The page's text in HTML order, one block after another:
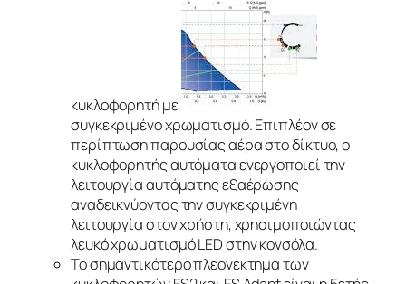
κυκλοφορητή με
συγκεκριμένο χρωματισμό. Επιπλέον σε
περίπτωση παρουσίας αέρα στο δίκτυο, ο
κυκλοφορητής αυτόματα ενεργοποιεί την
λειτουργία αυτόματης εξαέρωσης
αναδεικνύοντας την συγκεκριμένη
λειτουργία στον χρήστη, χρησιμοποιώντας
λευκό χρωματισμό LED στην κονσόλα.
Το σημαντικότερο πλεονέκτημα των